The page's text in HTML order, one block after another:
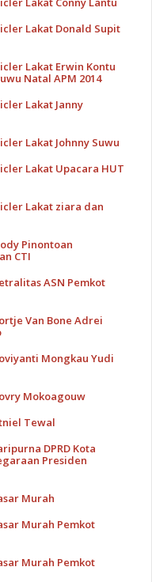
Lakat Donald Supit
Lakat Erwin Kontu
Natal APM 2014
Lakat Janny
Lakat Johnny Suwu
Lakat Upacara HUT
Lakat ziara dan
Pinontoan
CTI
ASN Pemkot
Van Bone Adrei
Mongkau Yudi
Mokoagouw
Tewal
DPRD Kota
Presiden
Murah
Murah Pemkot
Murah Pemkot